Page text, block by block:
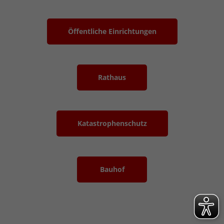
Öffentliche Einrichtungen
Rathaus
Katastrophenschutz
Bauhof